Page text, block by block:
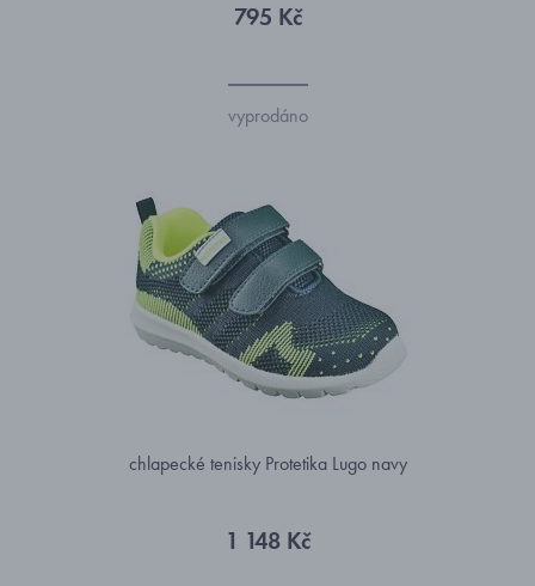
795 Kč
vyprodáno
chlapecké tenisky Protetika Lugo navy
1 148 Kč